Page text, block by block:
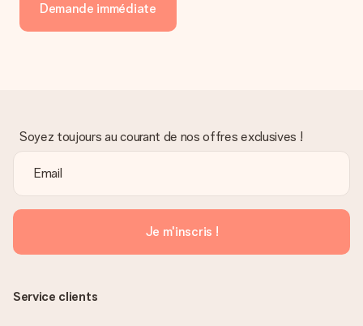
Demande immédiate
Soyez toujours au courant de nos offres exclusives !
Je m'inscris !
Service clients